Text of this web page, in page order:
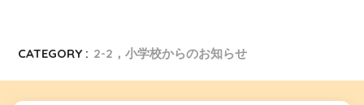
CATEGORY : 2-2，小学校からのお知らせ